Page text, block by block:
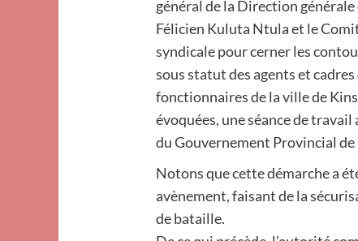
général de la Direction
Félicien Kuluta Ntula et le
syndicale pour cerner les
sous statut des agents et
fonctionnaires de la ville de
évoquées, une séance de
du Gouvernement Provincial de
Notons que cette démarche a
avènement, faisant de la
de bataille.